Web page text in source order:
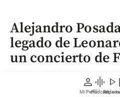
person
Mi Perfil
graphic_eq
Pódcast
play_arrow
Videos
Alejandro
legado de
un concierto de
Durante la temporada